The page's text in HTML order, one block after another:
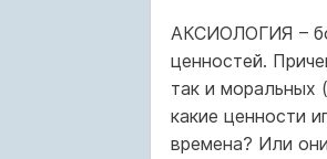
АКСИОЛОГИЯ –
ценностей.
так и моральных
какие ценности
времена? Или